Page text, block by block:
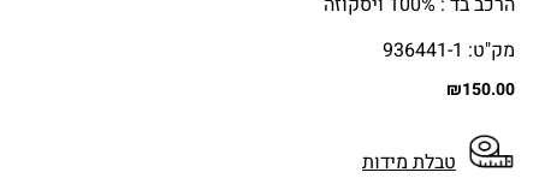
מק"ט: 936441-1
₪150.00
טבלת מידות